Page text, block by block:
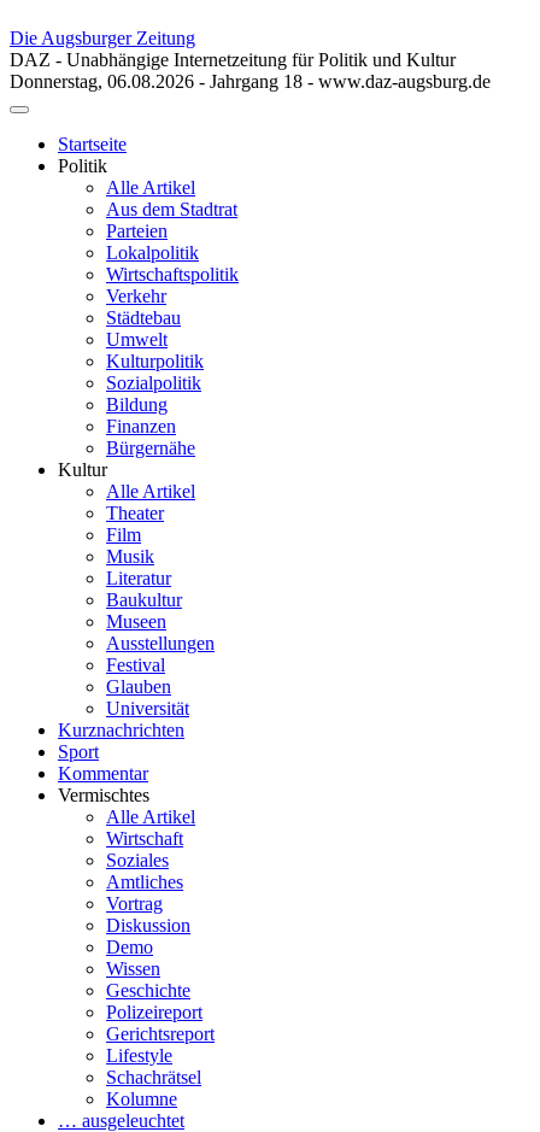
Die Augsburger Zeitung
DAZ - Unabhängige Internetzeitung für Politik und Kultur
Donnerstag, 06.08.2026 - Jahrgang 18 - www.daz-augsburg.de
Toggle
navigationStartseite
Politik
Alle Artikel
Aus dem Stadtrat
Parteien
Lokalpolitik
Wirtschaftspolitik
Verkehr
Städtebau
Umwelt
Kulturpolitik
Sozialpolitik
Bildung
Finanzen
Bürgernähe
Kultur
Alle Artikel
Theater
Film
Musik
Literatur
Baukultur
Museen
Ausstellungen
Festival
Glauben
Universität
Kurznachrichten
Sport
Kommentar
Vermischtes
Alle Artikel
Wirtschaft
Soziales
Amtliches
Vortrag
Diskussion
Demo
Wissen
Geschichte
Polizeireport
Gerichtsreport
Lifestyle
Schachrätsel
Kolumne
… ausgeleuchtet